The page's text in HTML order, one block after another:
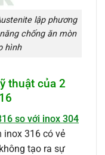
lập phương
chống ăn mòn
hình
thuật của 2
so với inox 304
inox 316 có vẻ
tạo ra sự